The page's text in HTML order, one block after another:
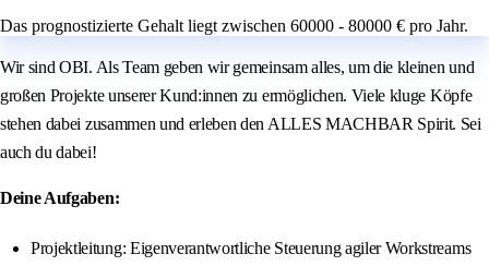
Das prognostizierte Gehalt liegt zwischen 60000 - 80000 € pro Jahr.
Wir sind OBI. Als Team geben wir gemeinsam alles, um die kleinen und
großen Projekte unserer Kund:innen zu ermöglichen. Viele kluge Köpfe
stehen dabei zusammen und erleben den ALLES MACHBAR Spirit. Sei
auch du dabei!
Deine Aufgaben:
Projektleitung: Eigenverantwortliche Steuerung agiler Workstreams